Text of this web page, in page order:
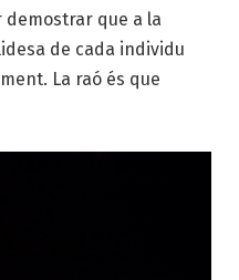
demostrar que a la
de cada individu
La raó és que